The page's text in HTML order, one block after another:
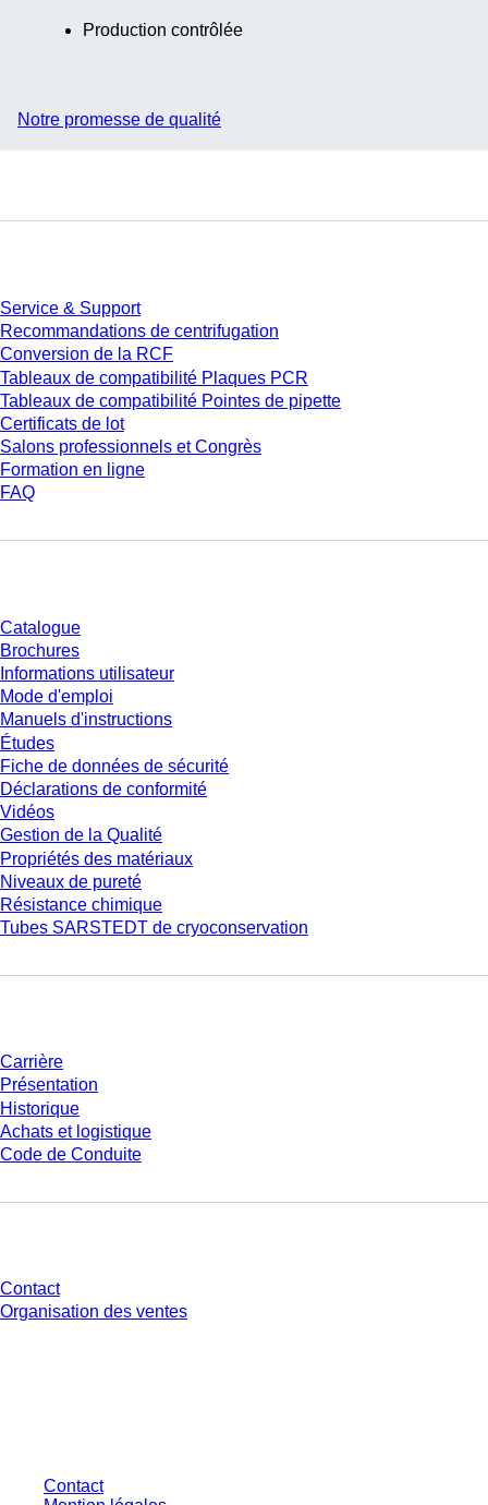
Production contrôlée
Notre promesse de qualité
Service & Support
Recommandations de centrifugation
Conversion de la RCF
Tableaux de compatibilité Plaques PCR
Tableaux de compatibilité Pointes de pipette
Certificats de lot
Salons professionnels et Congrès
Formation en ligne
FAQ
Catalogue
Brochures
Informations utilisateur
Mode d'emploi
Manuels d'instructions
Études
Fiche de données de sécurité
Déclarations de conformité
Vidéos
Gestion de la Qualité
Propriétés des matériaux
Niveaux de pureté
Résistance chimique
Tubes SARSTEDT de cryoconservation
Carrière
Présentation
Historique
Achats et logistique
Code de Conduite
Contact
Organisation des ventes
Contact